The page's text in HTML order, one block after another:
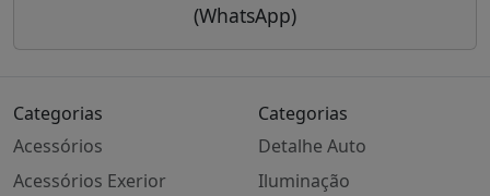
(WhatsApp)
Categorias
Acessórios
Acessórios Exerior
Categorias
Detalhe Auto
Iluminação